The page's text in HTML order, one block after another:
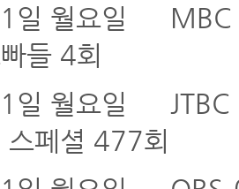
일 월요일
MBC
들 4회
일 월요일
JTBC
스페셜 477회